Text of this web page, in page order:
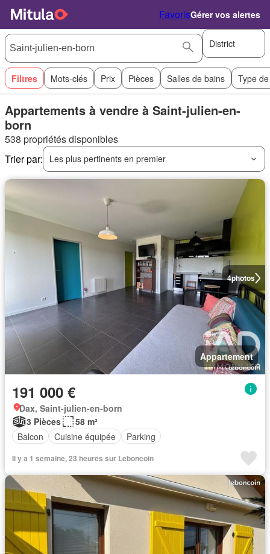
FavorisGérer vos alertes
District
Filtres Mots-clés Prix Pièces Salles de bains Type
Appartements à vendre à Saint-julien-en-
born
538 propriétés disponibles
Trier par:
Les plus pertinents en premier
4photos
Appartement
191 000 €
Dax, Saint-julien-en-born
3 Pièces
58 m²
Balcon
Cuisine équipée Parking
Il y a 1 semaine, 23 heures sur Leboncoin